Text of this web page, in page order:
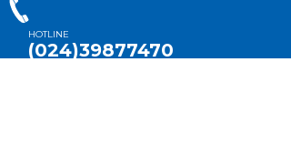
HOTLINE
(024)39877470